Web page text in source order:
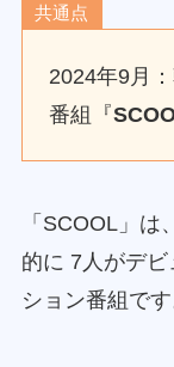
共通点
2024年9月
番組『
「SCOOL」
的に 7人がデ
ション番組です